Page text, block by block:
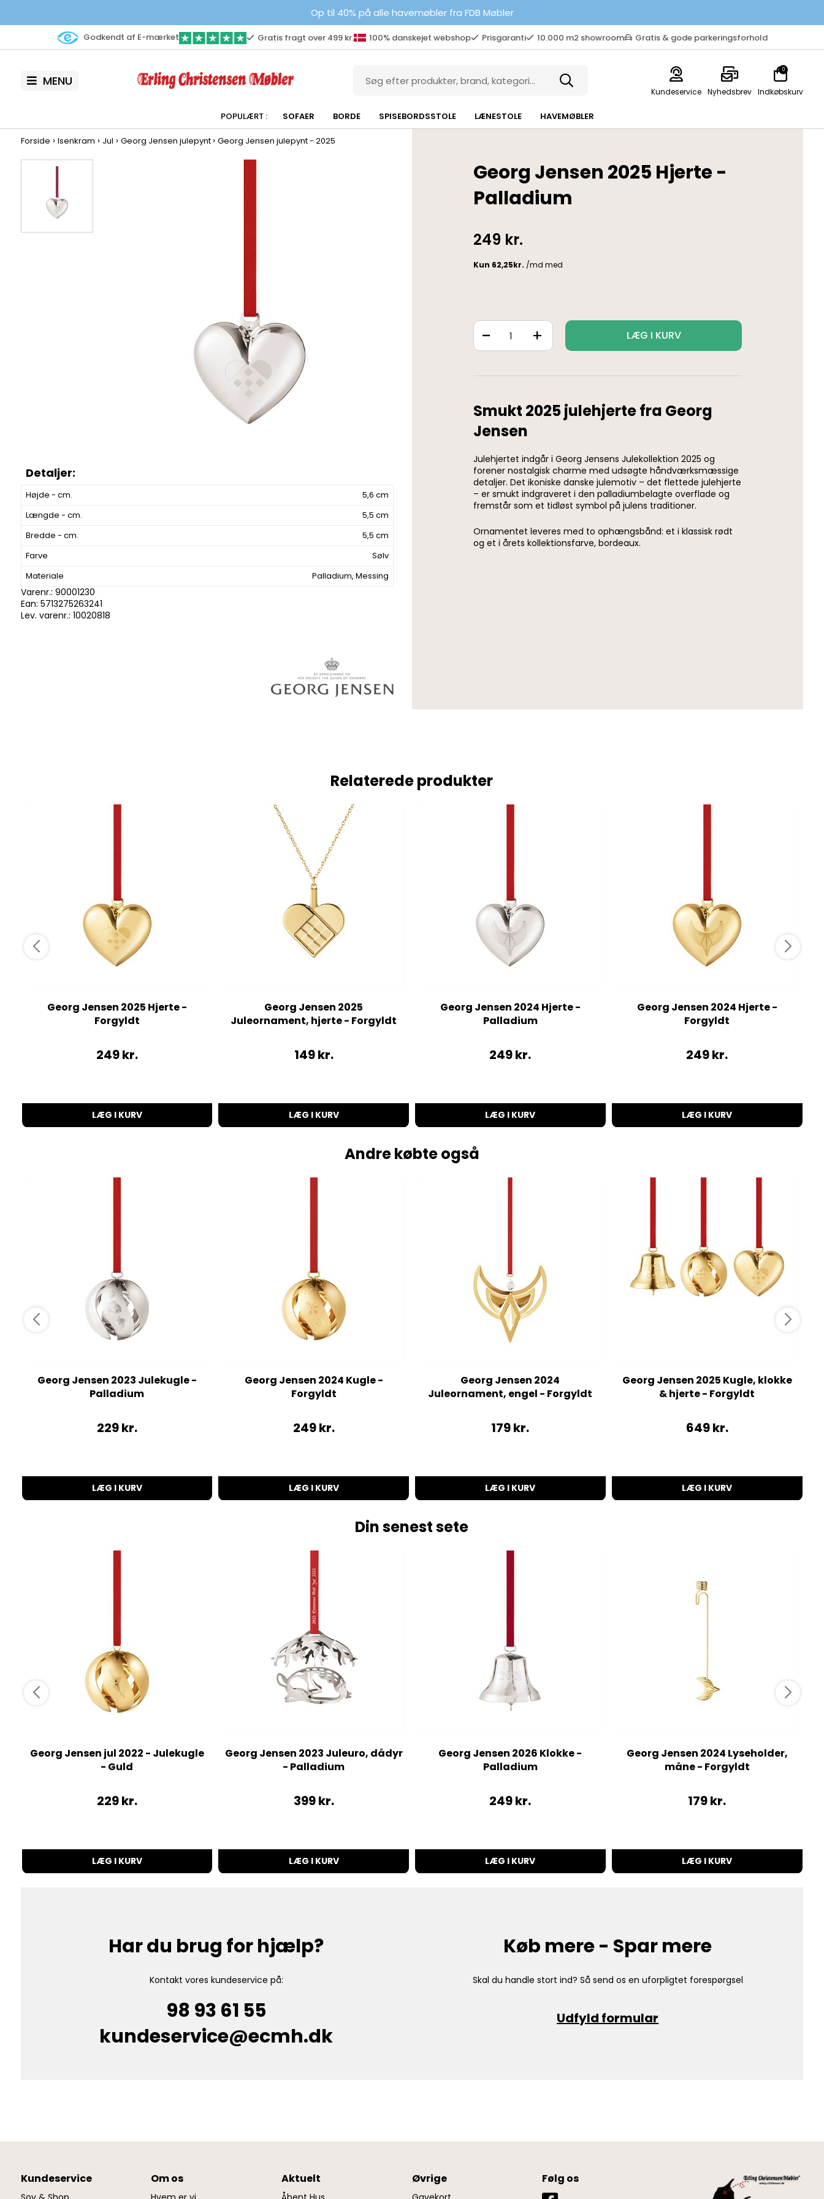
Op til 40% på alle havemøbler fra FDB Møbler
Godkendt af E-mærket Gratis fragt over 499 kr. 100% danskejet webshop Prisgaranti 10.000 m2 showroom Gratis & gode parkeringsforhold
MENU
Kundeservice Nyhedsbrev Indkøbskurv
0
SOFAER BORDE SPISEBORDSSTOLE LÆNESTOLE HAVEMØBLER
Forside › Isenkram › Jul › Georg Jensen julepynt › Georg Jensen julepynt - 2025
Højde - cm.
5,6 cm
Længde - cm.
5,5 cm
Bredde - cm.
5,5 cm
Farve
Sølv
Materiale
Palladium, Messing
Varenr.: 90001230
Ean: 5713275263241
Lev. varenr.: 10020818
Georg Jensen 2025 Hjerte -
Palladium
249 kr.
+
- LÆG I KURV
Smukt 2025 julehjerte fra Georg
Jensen
Julehjertet indgår i Georg Jensens Julekollektion 2025 og
forener nostalgisk charme med udsøgte håndværksmæssige
detaljer. Det ikoniske danske julemotiv – det flettede julehjerte
– er smukt indgraveret i den palladiumbelagte overflade og
fremstår som et tidløst symbol på julens traditioner.
Ornamentet leveres med to ophængsbånd: et i klassisk rødt
og et i årets kollektionsfarve, bordeaux.
Relaterede produkter
Georg Jensen 2025 Hjerte -
Forgyldt
249kr.
LÆG I KURV
Georg Jensen 2025
Juleornament, hjerte - Forgyldt
149kr.
LÆG I KURV
Georg Jensen 2024 Hjerte -
Palladium
249kr.
LÆG I KURV
Georg Jensen 2024 Hjerte -
Forgyldt
249kr.
LÆG I KURV
Andre købte også
Georg Jensen 2023 Julekugle -
Palladium
229kr.
LÆG I KURV
Georg Jensen 2024 Kugle -
Forgyldt
249kr.
LÆG I KURV
Georg Jensen 2024
Juleornament, engel - Forgyldt
179kr.
LÆG I KURV
Georg Jensen 2025 Kugle, klokke
& hjerte - Forgyldt
649kr.
LÆG I KURV
Din senest sete
Georg Jensen jul 2022 - Julekugle
- Guld
229kr.
LÆG I KURV
Georg Jensen 2023 Juleuro, dådyr
- Palladium
399kr.
LÆG I KURV
Georg Jensen 2026 Klokke -
Palladium
249kr.
LÆG I KURV
Georg Jensen 2024 Lyseholder,
måne - Forgyldt
179kr.
LÆG I KURV
Har du brug for hjælp?
Kontakt vores kundeservice på:
98 93 61 55
kundeservice@ecmh.dk
Køb mere - Spar mere
Skal du handle stort ind? Så send os en uforpligtet forespørgsel
Udfyld formular
Kundeservice Om os Aktuelt Øvrige Følg os